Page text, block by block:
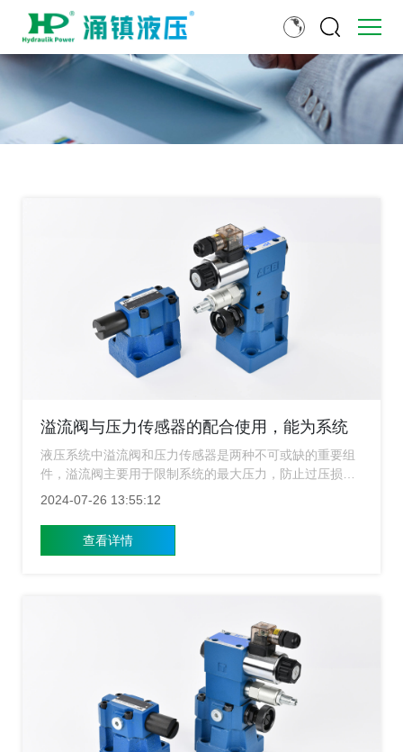
溢流阀与压力传感器的配合使用，能为系统
带来哪些优势？
液压系统中溢流阀和压力传感器是两种不可或缺的重要组
件，溢流阀主要用于限制系统的最大压力，防止过压损坏
设备；而压力传感器则用来监测系统中的压力变化，当这
海溢流阀厂家就来给大家介绍溢流阀与压力传感器配合使
用的优势有哪些？
2024-07-26 13:55:12
查看详情